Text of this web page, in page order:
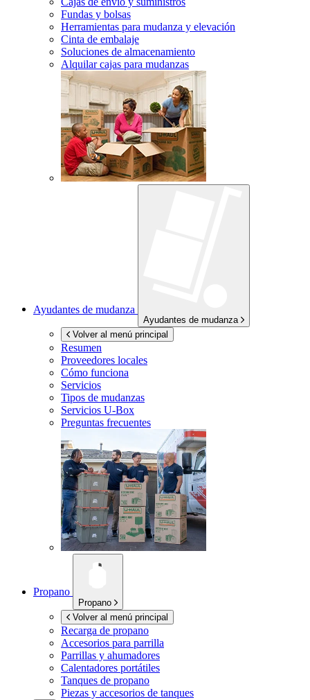
Fundas y bolsas
Herramientas para mudanza y elevación
Cinta de embalaje
Soluciones de almacenamiento
Alquilar cajas para mudanzas
Ayudantes de mudanza
Ayudantes de mudanza
Volver al menú principal
Resumen
Proveedores locales
Cómo funciona
Servicios
Tipos de mudanzas
Servicios U-Box
Preguntas frecuentes
Propano
Propano
Volver al menú principal
Recarga de propano
Accesorios para parrilla
Parrillas y ahumadores
Calentadores portátiles
Tanques de propano
Piezas y accesorios de tanques